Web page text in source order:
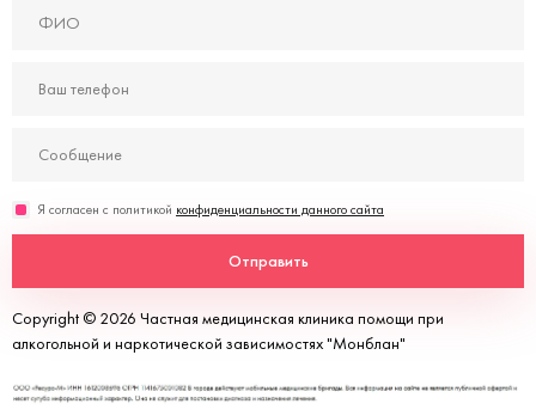
Отправить
Я согласен с политикой конфиденциальности данного сайта
Copyright © 2026 Частная медицинская клиника помощи при
алкогольной и наркотической зависимостях "Монблан"